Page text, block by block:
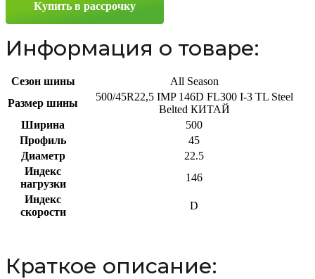
Купить в рассрочку
Информация о товаре:
Сезон шины
All Season
Размер шины
500/45R22,5 IMP 146D FL300 I-3 TL Steel
Belted КИТАЙ
Ширина
500
Профиль
45
Диаметр
22.5
Индекс
нагрузки
146
Индекс
скорости
D
Краткое описание: